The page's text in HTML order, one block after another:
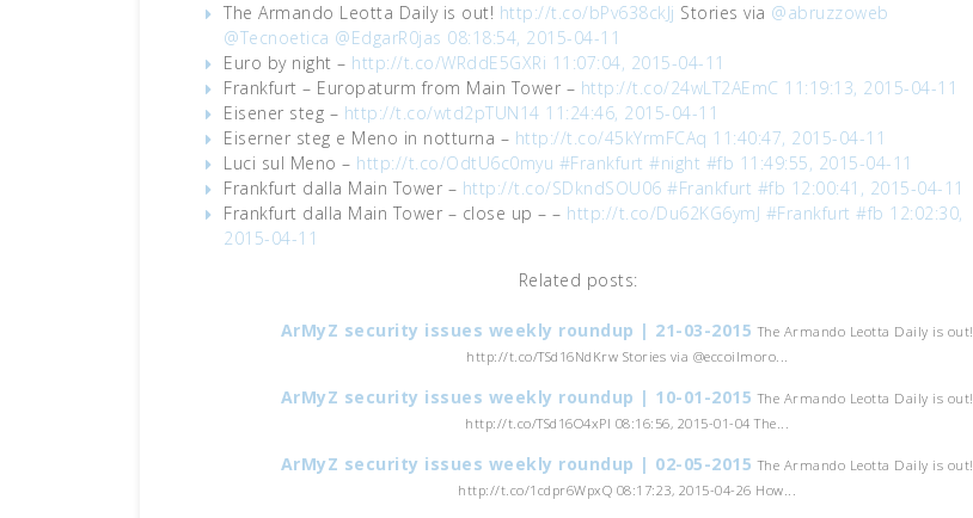
The Armando Leotta Daily is out! http://t.co/bPv638ckJj Stories via @abruzzoweb
@Tecnoetica @EdgarR0jas 08:18:54, 2015-04-11
Euro by night – http://t.co/WRddE5GXRi 11:07:04, 2015-04-11
Frankfurt – Europaturm from Main Tower – http://t.co/24wLT2AEmC 11:19:13, 2015-04-11
Eisener steg – http://t.co/wtd2pTUN14 11:24:46, 2015-04-11
Eiserner steg e Meno in notturna – http://t.co/45kYrmFCAq 11:40:47, 2015-04-11
Luci sul Meno – http://t.co/OdtU6c0myu #Frankfurt #night #fb 11:49:55, 2015-04-11
Frankfurt dalla Main Tower – http://t.co/SDkndSOU06 #Frankfurt #fb 12:00:41, 2015-04-11
Frankfurt dalla Main Tower – close up – – http://t.co/Du62KG6ymJ #Frankfurt #fb 12:02:30,
2015-04-11
Related posts:
ArMyZ security issues weekly roundup | 21-03-2015The Armando Leotta Daily is out!
http://t.co/TSd16NdKrw Stories via @eccoilmoro...
ArMyZ security issues weekly roundup | 10-01-2015The Armando Leotta Daily is out!
http://t.co/TSd16O4xPI 08:16:56, 2015-01-04 The...
ArMyZ security issues weekly roundup | 02-05-2015The Armando Leotta Daily is out!
http://t.co/1cdpr6WpxQ 08:17:23, 2015-04-26 How...